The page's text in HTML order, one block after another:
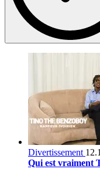
Divertissement
Qui est vraiment